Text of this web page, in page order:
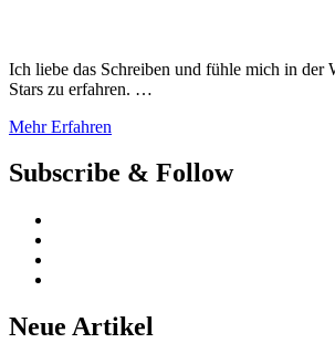
Ich liebe das Schreiben und fühle mich in der
Stars zu erfahren. …
Mehr Erfahren
Subscribe & Follow
Neue Artikel